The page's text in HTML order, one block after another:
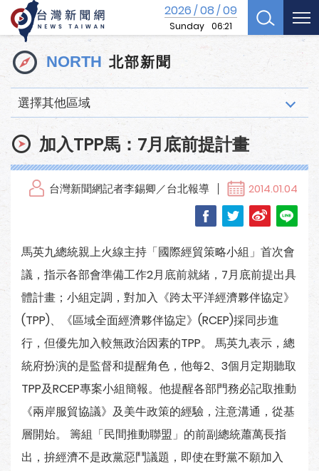
2026/08/09
Sunday 06:21
NORTH 北部新聞
選擇其他區域
加入TPP馬：7月底前提計畫
台灣新聞網記者李錫卿／台北報導 2014.01.04
馬英九總統親上火線主持「國際經貿策略小組」首次會
議，指示各部會準備工作2月底前就緒，7月底前提出具
體計畫；小組定調，對加入《跨太平洋經濟夥伴協定》
(TPP)、《區域全面經濟夥伴協定》(RCEP)採同步進
行，但優先加入較無政治因素的TPP。 馬英九表示，總
統府扮演的是監督和提醒角色，他每2、3個月定期聽取
TPP及RCEP專案小組簡報。他提醒各部門務必記取推動
《兩岸服貿協議》及美牛政策的經驗，注意溝通，從基
層開始。 籌組「民間推動聯盟」的前副總統蕭萬長指
出，拚經濟不是政黨惡鬥議題，即使在野黨不願加入